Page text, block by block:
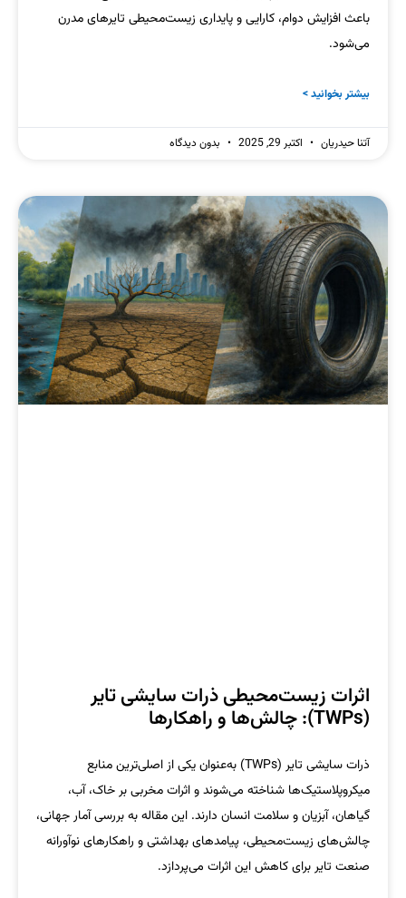
باعث افزایش دوام، کارایی و پایداری زیست‌محیطی تایرهای مدرن
می‌شود.
بیشتر بخوانید >
آتنا حیدریان اکتبر 29, 2025 بدون دیدگاه
اثرات زیست‌محیطی ذرات سایشی تایر
(TWPs): چالش‌ها و راهکارها
ذرات سایشی تایر (TWPs) به‌عنوان یکی از اصلی‌ترین منابع
میکروپلاستیک‌ها شناخته می‌شوند و اثرات مخربی بر خاک، آب،
گیاهان، آبزیان و سلامت انسان دارند. این مقاله به بررسی آمار جهانی،
چالش‌های زیست‌محیطی، پیامدهای بهداشتی و راهکارهای نوآورانه
صنعت تایر برای کاهش این اثرات می‌پردازد.